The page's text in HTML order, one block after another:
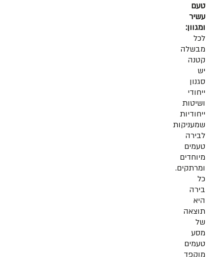
טעם
עשיר
ומגוון:
לכל
מבשלה
קטנה
יש
סגנון
ייחודי
ושיטות
ייחודיות
שמעניקות
לבירה
טעמים
מיוחדים
ומרתקים.
כל
בירה
היא
תוצאה
של
מסע
טעמים
מוקפד